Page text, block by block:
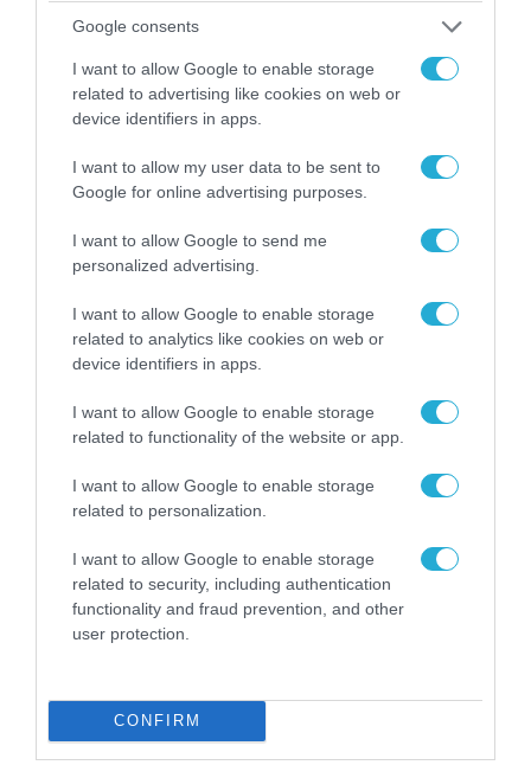
Google consents
I want to allow Google to enable storage
related to advertising like cookies on web or
device identifiers in apps.
I want to allow my user data to be sent to
Google for online advertising purposes.
I want to allow Google to send me
personalized advertising.
I want to allow Google to enable storage
related to analytics like cookies on web or
device identifiers in apps.
I want to allow Google to enable storage
related to functionality of the website or app.
I want to allow Google to enable storage
related to personalization.
I want to allow Google to enable storage
related to security, including authentication
functionality and fraud prevention, and other
user protection.
CONFIRM
07.08.2026 | 20:02
Ο Γιάννης Αλαφούζος «τέλειωσε» τον
Κωνσταντίνο Ζούλα από τον ΣΚΑΪ – Ο λόγος της
απομάκρυνσής του
06.08.2026 | 14:02
«Επιχείρηση ελεύθερα πεζοδρόμια» στην
Αθήνα: Απομακρύνθηκαν παράνομα
αντικείμενα από κοινόχρηστους χώρους